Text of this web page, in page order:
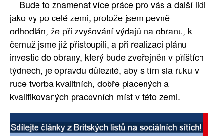
Bude to znamenat více práce pro vás a další lidi
jako vy po celé zemi, protože jsem pevně
odhodlán, že při zvyšování výdajů na obranu, k
čemuž jsme již přistoupili, a při realizaci plánu
investic do obrany, který bude zveřejněn v příštích
týdnech, je opravdu důležité, aby s tím šla ruku v
ruce tvorba kvalitních, dobře placených a
kvalifikovaných pracovních míst v této zemi.